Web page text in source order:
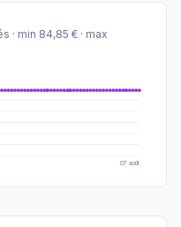
· min 84,85 € · max
07 août